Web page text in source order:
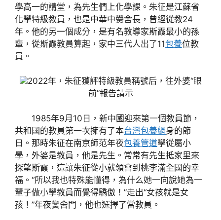
學高一的講堂，為先生們上化學課。朱征是江蘇省
化學特級教員，也是中華中黌舍長，曾經從教24
年。他的另一個成分，是有名教導家斯霞最小的孫
輩，從斯霞教員算起，家中三代人出了11包養位教
員。
2022年，朱征獲評特級教員稱號后，往外婆“眼
前”報告請示
1985年9月10日，新中國迎來第一個教員節，
共和國的教員第一次擁有了本台灣包養網身的節
日。那時朱征在南京師范年夜包養管道學從屬小
學，外婆是教員，他是先生。常常有先生抵家里來
探望斯霞，這讓朱征從小就領會到桃李滿全國的幸
福。“所以我也特殊能懂得，為什么她一向說她為一
輩子做小學教員而覺得驕傲！”走出“女孩就是女
孩！”年夜黌舍門，他也選擇了當教員。